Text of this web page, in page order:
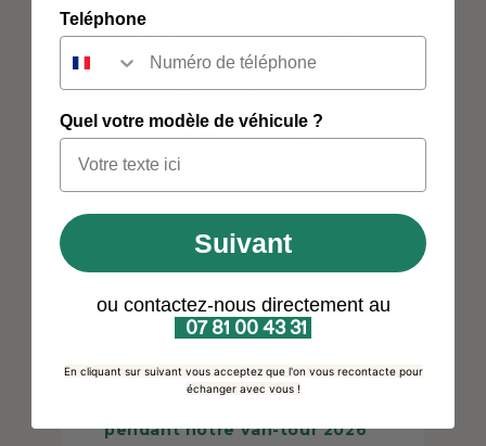
📍Sélectionnez l'atelierle plus
:Angers (49)ouValence
(26)
On vient dans 3 villes inédites
pendant notre Van-tour 2026
Teléphone
Quel votre modèle de véhicule ?
Suivant
ou contactez-nous directement au
07 81 00 43 31
En cliquant sur suivant vous acceptez que l'on vous recontacte pour
échanger avec vous !